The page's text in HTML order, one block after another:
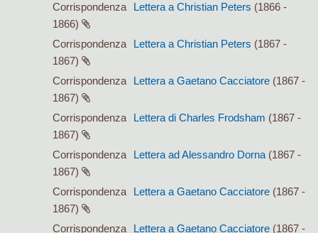
Corrispondenza
Lettera a Christian Peters (1866 -
1866)
Corrispondenza
Lettera a Christian Peters (1867 -
1867)
Corrispondenza
Lettera a Gaetano Cacciatore (1867 -
1867)
Corrispondenza
Lettera di Charles Frodsham (1867 -
1867)
Corrispondenza
Lettera ad Alessandro Dorna (1867 -
1867)
Corrispondenza
Lettera a Gaetano Cacciatore (1867 -
1867)
Corrispondenza
Lettera a Gaetano Cacciatore (1867 -